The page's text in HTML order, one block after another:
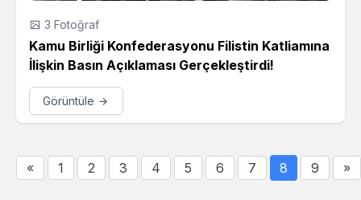
3 Fotoğraf
Kamu Birliği Konfederasyonu Filistin Katliamına
İlişkin Basın Açıklaması Gerçekleştirdi!
Görüntüle
« 1 2 3 4 5 6 7 8 9 »